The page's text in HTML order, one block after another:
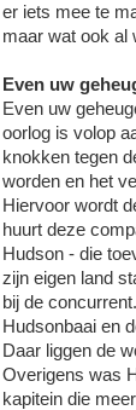
er iets mee te
maar wat ook al
Even uw
Even uw
oorlog is volop
knokken tegen
worden en het
Hiervoor wordt
huurt deze
Hudson - die
zijn eigen land
bij de
Hudsonbaai en
Daar liggen de
Overigens was
kapitein die